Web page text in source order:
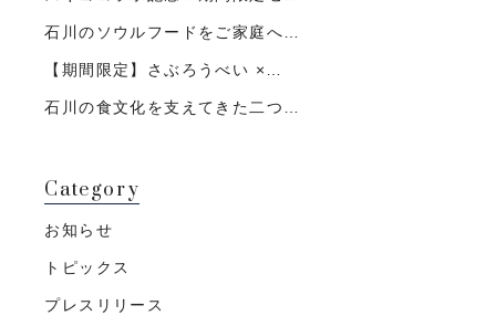
石川のソウルフードをご家庭へ…
【期間限定】さぶろうべい ×…
石川の食文化を支えてきた二つ…
Category
お知らせ
トピックス
プレスリリース